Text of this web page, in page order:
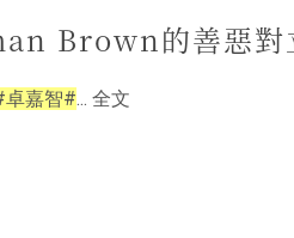
Brown的善惡對
卓嘉智#... 全文